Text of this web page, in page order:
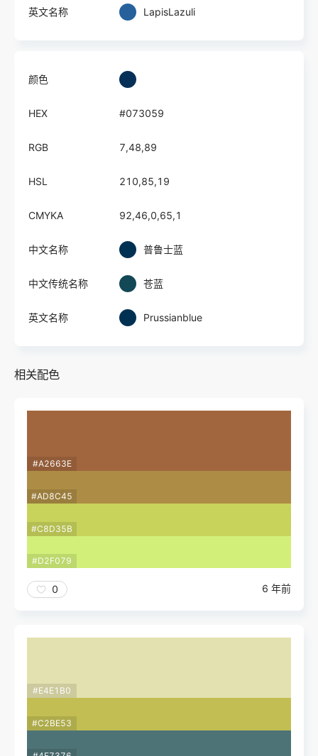
英文名称 LapisLazuli
颜色
HEX #073059
RGB 7,48,89
HSL 210,85,19
CMYKA 92,46,0,65,1
中文名称 普鲁士蓝
中文传统名称 苍蓝
英文名称 Prussianblue
相关配色
#A2663E
#AD8C45
#C8D35B
#D2F079
0 6 年前
#E4E1B0
#C2BE53